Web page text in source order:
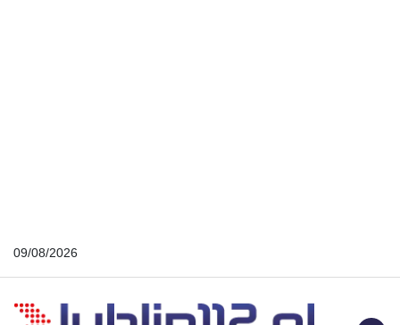
09/08/2026